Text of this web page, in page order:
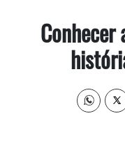
Conhecer